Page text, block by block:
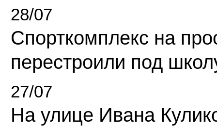
28/07
Спорткомплекс на
перестроили под
27/07
На улице Ивана